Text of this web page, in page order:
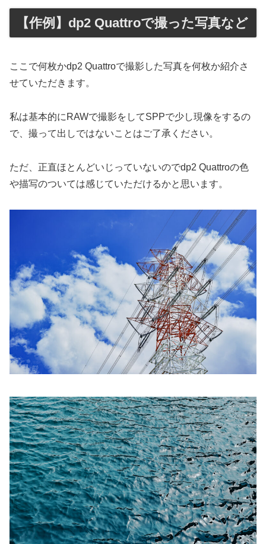
【作例】dp2 Quattroで撮った写真など
ここで何枚かdp2 Quattroで撮影した写真を何枚か紹介さ
せていただきます。
私は基本的にRAWで撮影をしてSPPで少し現像をするの
で、撮って出しではないことはご了承ください。
ただ、正直ほとんどいじっていないのでdp2 Quattroの色
や描写のついては感じていただけるかと思います。